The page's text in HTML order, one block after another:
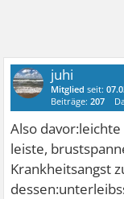
juhi
Mitglied seit:
Beiträge:207
Also
leiste,
Krankheitsangst